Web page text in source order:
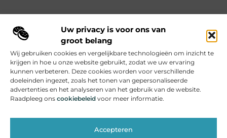
Uw privacy is voor ons van
groot belang
Wij gebruiken cookies en vergelijkbare technologieën om inzicht te
krijgen in hoe u onze website gebruikt, zodat we uw ervaring
kunnen verbeteren. Deze cookies worden voor verschillende
doeleinden ingezet, zoals het tonen van gepersonaliseerde
advertenties en het analyseren van het gebruik van de website.
Raadpleeg ons cookiebeleid voor meer informatie.
Accepteren
Vind Ons Hier :
Beroemdheden Uit de Media Partners Over ons
Contact Adverteren Website index Cookiebeleid (EU)
Verdien geld met je website: hoe jij online inkomen kunt genereren